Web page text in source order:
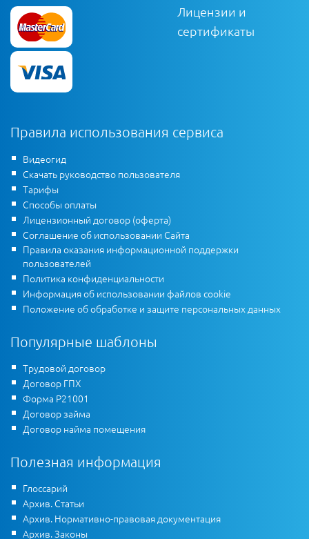
Лицензии и
сертификаты
Правила использования сервиса
Видеогид
Скачать руководство пользователя
Тарифы
Способы оплаты
Лицензионный договор (оферта)
Соглашение об использовании Сайта
Правила оказания информационной поддержки
пользователей
Политика конфиденциальности
Информация об использовании файлов cookie
Положение об обработке и защите персональных данных
Популярные шаблоны
Трудовой договор
Договор ГПХ
Форма Р21001
Договор займа
Договор найма помещения
Полезная информация
Глоссарий
Архив. Статьи
Архив. Нормативно-правовая документация
Архив. Законы